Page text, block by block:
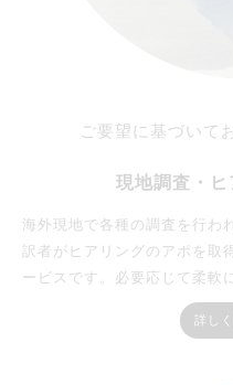
ご要望に基づいて
現地調査・ヒ
海外現地で各種の調査を行わ
訳者がヒアリングのアポを取
ービスです。必要応じて柔軟
詳し